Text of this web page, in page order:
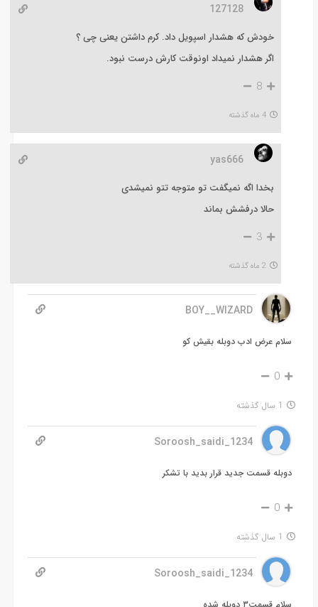
127128
خودش که هشدار اسپویل داد. کرم داشتن یعنی چی ؟
اگر هشدار نمیداد اونوقت کارش درست نبود.
8
4 ماه گذشته
yas666
بخدا اگه نمیگفت تو متوجه تتو نمیشدی
حالا درفشش بماند
3
2 ماه گذشته
BOY__WIZARD
سلام عرض ادب دوبله بقیش کو
0
1 سال گذشته
Soroosh_saidi_1234
دوبله قسمت جدید قرار بدید با تشکر
0
1 سال گذشته
Soroosh_saidi_1234
سلام قسمت۳ دوبله شده